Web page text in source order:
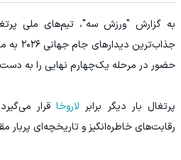
به گزارش "ورزش سه"، تیم‌های ملی
حضور در مرحله یک‌چهارم نهایی را به دست
پرتغال بار دیگر برابر لاروخا قرار
رقابت‌های خاطره‌انگیز و تاریخچه‌ای پربار